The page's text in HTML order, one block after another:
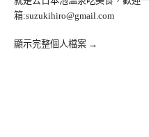
箱:suzukihiro@gmail.com
顯示完整個人檔案 →